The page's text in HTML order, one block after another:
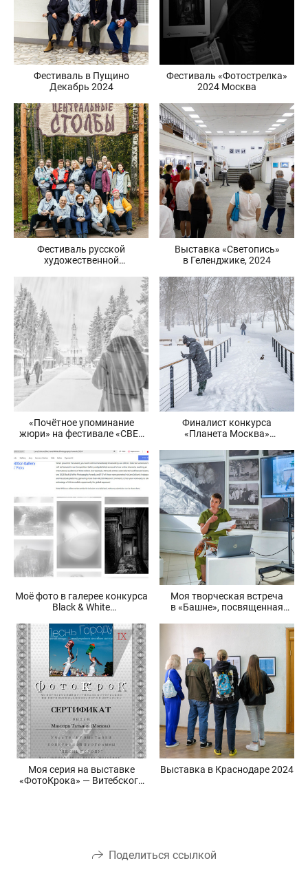
Фестиваль в Пущино
Декабрь 2024
Фестиваль «Фотострелка»
2024 Москва
Фестиваль русской
художественной
Выставка «Светопись»
в Геленджике, 2024
«Почётное упоминание
жюри» на фестивале «СВЕТ
Финалист конкурса
«Планета Москва»
Моё фото в галерее конкурса
Black & White
Моя творческая встреча
в «Башне», посвященная
Моя серия на выставке
«ФотоКрока» — Витебского
Выставка в Краснодаре 2024
Поделиться ссылкой